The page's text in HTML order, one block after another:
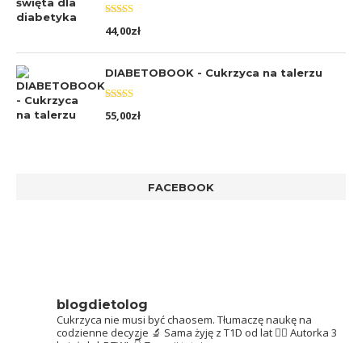
Oceniono
5.00na 5
44,00zł
DIABETOBOOK - Cukrzyca na talerzu
Oceniono
5.00na 5
55,00zł
FACEBOOK
blogdietolog
Cukrzyca nie musi być chaosem. Tłumaczę naukę na
codzienne decyzje 🔬 Sama żyję z T1D od lat 👩‍⚕️ Autorka 3